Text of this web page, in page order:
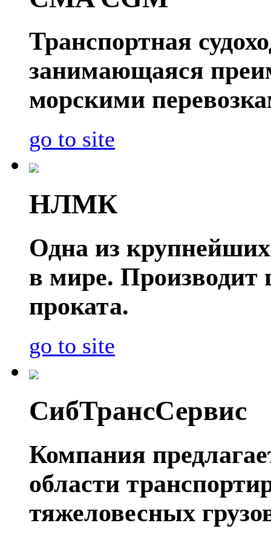
Транспортная
занимающаяся
морскими
go to site
НЛМК
Одна из
в мире. Производит
проката.
go to site
СибТрансСервис
Компания
области
тяжеловесных